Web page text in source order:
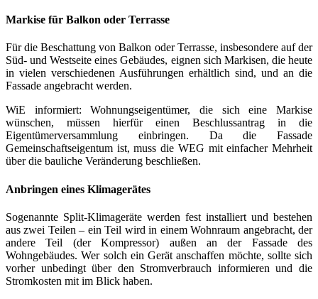
Markise für Balkon oder Terrasse
Für die Beschattung von Balkon oder Terrasse, insbesondere auf der
Süd- und Westseite eines Gebäudes, eignen sich Markisen, die heute
in vielen verschiedenen Ausführungen erhältlich sind, und an die
Fassade angebracht werden.
WiE informiert: Wohnungseigentümer, die sich eine Markise
wünschen, müssen hierfür einen Beschlussantrag in die
Eigentümerversammlung einbringen. Da die Fassade
Gemeinschaftseigentum ist, muss die WEG mit einfacher Mehrheit
über die bauliche Veränderung beschließen.
Anbringen eines Klimagerätes
Sogenannte Split-Klimageräte werden fest installiert und bestehen
aus zwei Teilen – ein Teil wird in einem Wohnraum angebracht, der
andere Teil (der Kompressor) außen an der Fassade des
Wohngebäudes. Wer solch ein Gerät anschaffen möchte, sollte sich
vorher unbedingt über den Stromverbrauch informieren und die
Stromkosten mit im Blick haben.